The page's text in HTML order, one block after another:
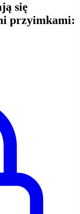
się
przyimkami: